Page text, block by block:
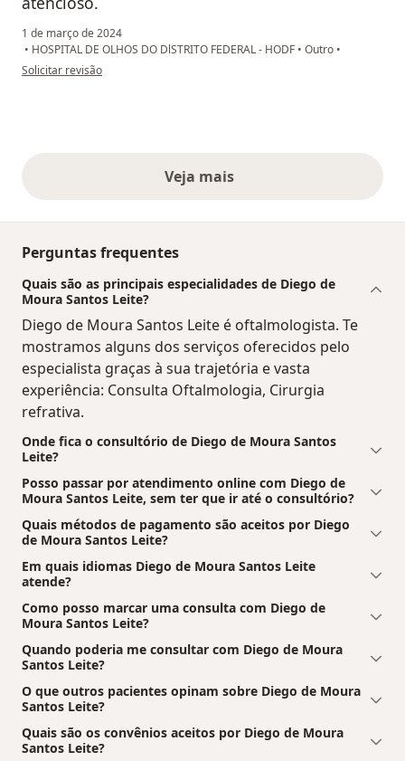
1 de março de 2024
• HOSPITAL DE OLHOS DO DlSTRITO FEDERAL - HODF • Outro •
na opinião do utilizador Andréa Couto da Rosa
Solicitar revisão
Veja maisopiniões acima
Perguntas frequentes
Quais são as principais especialidades de Diego de
Moura Santos Leite?
Diego de Moura Santos Leite é oftalmologista. Te
mostramos alguns dos serviços oferecidos pelo
especialista graças à sua trajetória e vasta
experiência: Consulta Oftalmologia, Cirurgia
refrativa.
Onde fica o consultório de Diego de Moura Santos
Leite?
Posso passar por atendimento online com Diego de
Moura Santos Leite, sem ter que ir até o consultório?
Quais métodos de pagamento são aceitos por Diego
de Moura Santos Leite?
Em quais idiomas Diego de Moura Santos Leite
atende?
Como posso marcar uma consulta com Diego de
Moura Santos Leite?
Quando poderia me consultar com Diego de Moura
Santos Leite?
O que outros pacientes opinam sobre Diego de Moura
Santos Leite?
Quais são os convênios aceitos por Diego de Moura
Santos Leite?